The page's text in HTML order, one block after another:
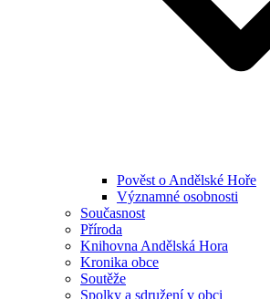
Pověst o Andělské Hoře
Významné osobnosti
Současnost
Příroda
Knihovna Andělská Hora
Kronika obce
Soutěže
Spolky a sdružení v obci